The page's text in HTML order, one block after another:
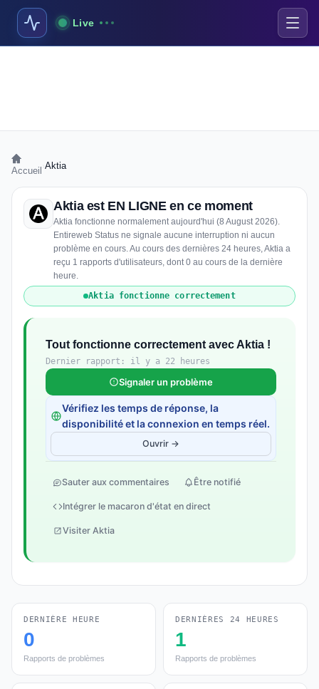
Live
Accueil Aktia
Aktia est EN LIGNE en ce moment
Aktia fonctionne normalement aujourd'hui (8 August 2026).
Entireweb Status ne signale aucune interruption ni aucun
problème en cours. Au cours des dernières 24 heures, Aktia a
reçu 1 rapports d'utilisateurs, dont 0 au cours de la dernière
heure.
Aktia fonctionne correctement
Tout fonctionne correctement avec Aktia !
Dernier rapport: il y a 22 heures
Signaler un problème
Vérifiez les temps de réponse, la
disponibilité et la connexion en temps réel.
Ouvrir →
Sauter aux commentaires Être notifié
Intégrer le macaron d'état en direct
Visiter Aktia
DERNIÈRE HEURE
0
Rapports de problèmes
DERNIÈRES 24 HEURES
1
Rapports de problèmes